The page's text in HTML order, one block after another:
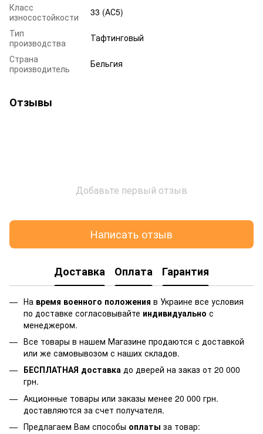
Класс
износостойкости
33 (АС5)
Тип
производства
Тафтинговый
Страна
производитель
Бельгия
Отзывы
Добавьте первый отзыв
Написать отзыв
Доставка Оплата Гарантия
На время военного положения в Украине все условия
по доставке согласовывайте индивидуально с
менеджером.
Все товары в нашем Магазине продаются с доставкой
или же самовывозом с наших складов.
БЕСПЛАТНАЯ доставка до дверей на заказ от 20 000
грн.
Акционные товары или заказы менее 20 000 грн.
доставляются за счет получателя.
Предлагаем Вам способы оплаты за товар: